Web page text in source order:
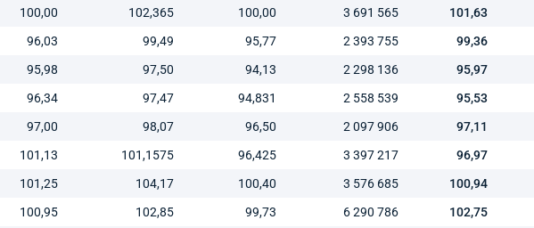
100,00 102,365 100,00 3 691 565 101,63
96,03 99,49 95,77 2 393 755 99,36
95,98 97,50 94,13 2 298 136 95,97
96,34 97,47 94,831 2 558 539 95,53
97,00 98,07 96,50 2 097 906 97,11
101,13 101,1575 96,425 3 397 217 96,97
101,25 104,17 100,40 3 576 685 100,94
100,95 102,85 99,73 6 290 786 102,75